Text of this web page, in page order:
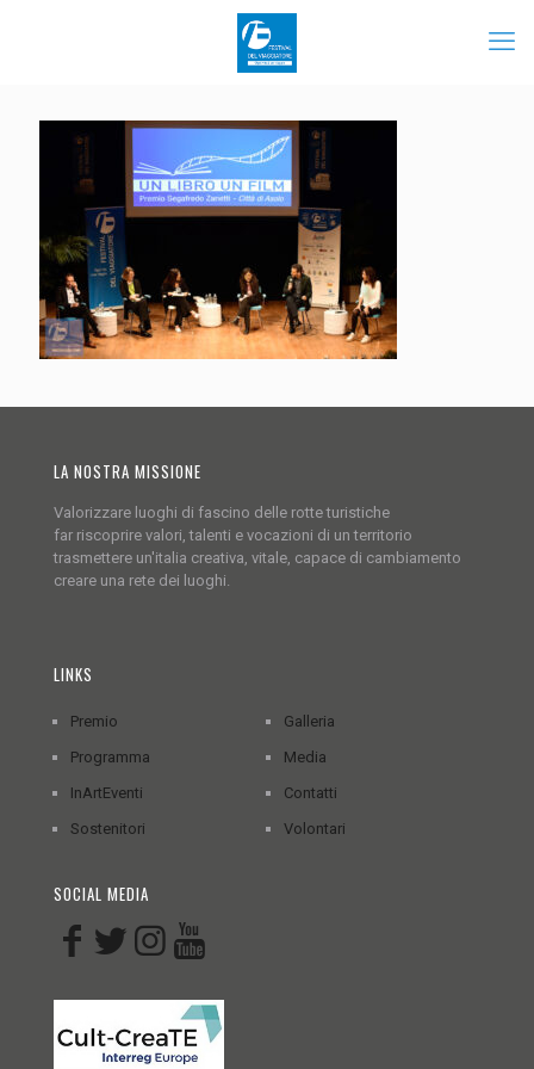
LA NOSTRA MISSIONE
Valorizzare luoghi di fascino delle rotte turistiche
far riscoprire valori, talenti e vocazioni di un territorio
trasmettere un'italia creativa, vitale, capace di cambiamento
creare una rete dei luoghi.
LINKS
Premio
Programma
InArtEventi
Sostenitori
Galleria
Media
Contatti
Volontari
SOCIAL MEDIA